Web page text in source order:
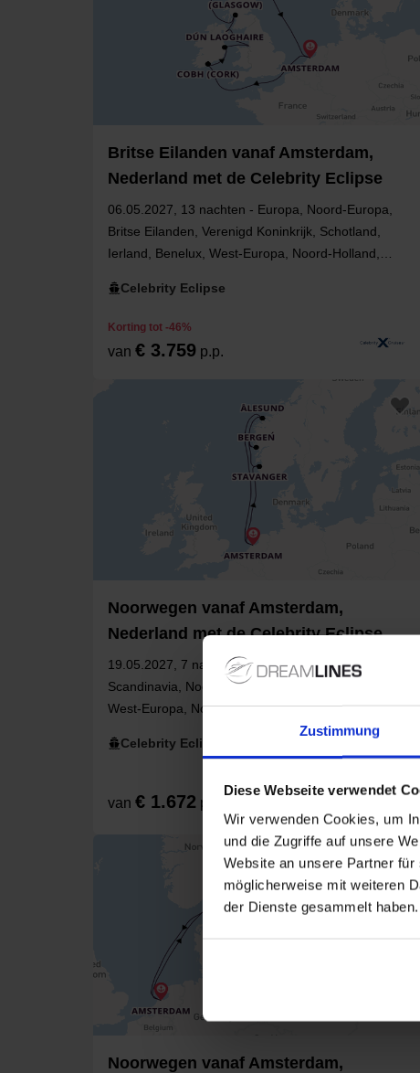
Zustimmung
Diese Webseite verwendet
Wir verwenden Cookies, um
und die Zugriffe auf unsere
Website an unsere Partner
möglicherweise mit weiteren
der Dienste gesammelt haben.
Britse Eilanden vanaf Amsterdam,
Nederland met de Celebrity Eclipse
06.05.2027, 13 nachten - Europa, Noord-Europa,
Britse Eilanden, Verenigd Koninkrijk, Schotland,
Ierland, Benelux, West-Europa, Noord-Holland,
Celebrity Eclipse
Korting tot -46%
van € 3.759 p.p.
Noorwegen vanaf Amsterdam,
Nederland met de Celebrity Eclipse
19.05.2027, 7 nachten - Europa, Noord-Europa,
Scandinavia, Noorwegen, Noorse Fjorden, Benelux,
West-Europa, Noord-Holland, Nederland
Celebrity Eclipse
van € 1.672 p.p.
Noorwegen vanaf Amsterdam,